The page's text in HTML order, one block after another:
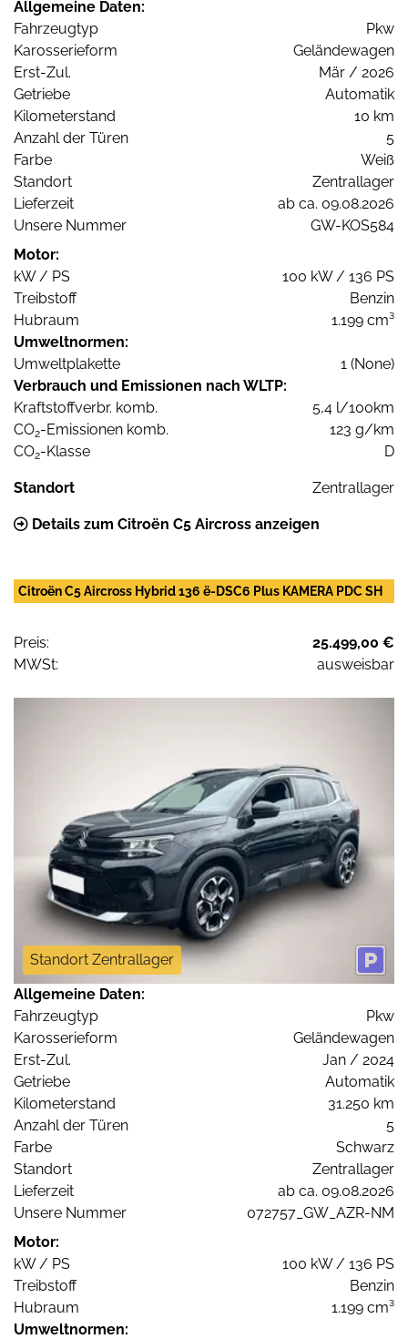
Allgemeine Daten:
Fahrzeugtyp
Pkw
Karosserieform
Geländewagen
Erst-Zul.
Mär / 2026
Getriebe
Automatik
Kilometerstand
10 km
Anzahl der Türen
5
Farbe
Weiß
Standort
Zentrallager
Lieferzeit
ab ca. 09.08.2026
Unsere Nummer
GW-KOS584
Motor:
kW / PS
100 kW / 136 PS
Treibstoff
Benzin
Hubraum
1.199 cm³
Umweltnormen:
Umweltplakette
1 (None)
Verbrauch und Emissionen nach WLTP:
Kraftstoffverbr. komb.
5,4 l/100km
CO2-Emissionen komb.
123 g/km
CO2-Klasse D
Standort Zentrallager
Details zum Citroën C5 Aircross anzeigen
Citroën C5 Aircross Hybrid 136 ë-DSC6 Plus KAMERA PDC SH
Preis:
25.499,00 €
MWSt:
ausweisbar
Standort Zentrallager
Allgemeine Daten:
Fahrzeugtyp
Pkw
Karosserieform
Geländewagen
Erst-Zul.
Jan / 2024
Getriebe
Automatik
Kilometerstand
31.250 km
Anzahl der Türen
5
Farbe
Schwarz
Standort
Zentrallager
Lieferzeit
ab ca. 09.08.2026
Unsere Nummer
072757_GW_AZR-NM
Motor:
kW / PS
100 kW / 136 PS
Treibstoff
Benzin
Hubraum
1.199 cm³
Umweltnormen: